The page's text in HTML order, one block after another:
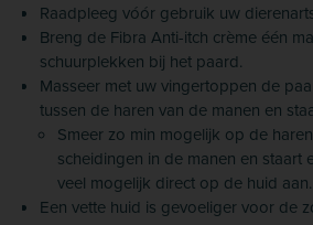
Raadpleeg vóór gebruik uw
Breng de Fibra Anti-itch crème één
schuurplekken bij het paard.
Masseer met uw vingertoppen de
tussen de haren van de manen en
Smeer zo min mogelijk op de
scheidingen in de manen en staart
veel mogelijk direct op de huid aan.
Een vette huid is gevoeliger voor de